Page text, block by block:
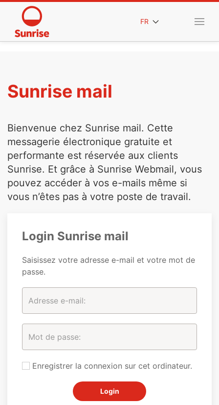
FR
Sunrise mail
Bienvenue chez Sunrise mail. Cette
messagerie électronique gratuite et
performante est réservée aux clients
Sunrise. Et grâce à Sunrise Webmail, vous
pouvez accéder à vos e-mails même si
vous n’êtes pas à votre poste de travail.
Login Sunrise mail
Saisissez votre adresse e-mail et votre mot de
passe.
Enregistrer la connexion sur cet ordinateur.